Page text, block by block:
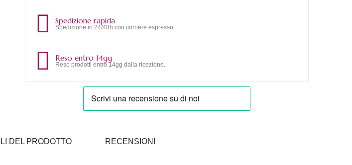
Spedizione rapida
Spedizione in 24/48h con corriere espresso.
Reso entro 14gg
Reso prodotti entro 14gg dalla ricezione.
DEL PRODOTTO RECENSIONI